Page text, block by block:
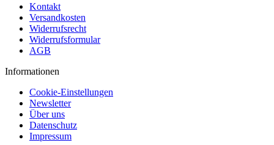
Kontakt
Versandkosten
Widerrufsrecht
Widerrufsformular
AGB
Informationen
Cookie-Einstellungen
Newsletter
Über uns
Datenschutz
Impressum